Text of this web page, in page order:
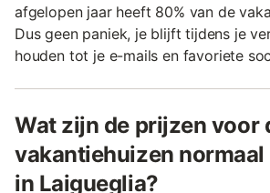
afgelopen jaar heeft 80% van de
Dus geen paniek, je blijft tijdens je
houden tot je e-mails en favoriete
Wat zijn de prijzen voor
vakantiehuizen normaal
in Laigueglia?